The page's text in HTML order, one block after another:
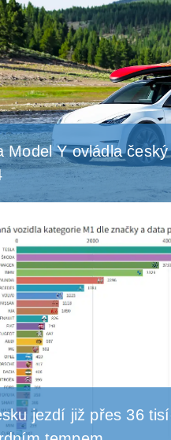
Model Y ovládla
jezdí již přes 36